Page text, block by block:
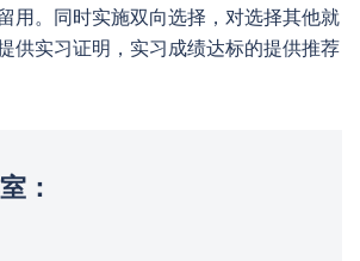
用。同时实施双向选择，对选择其他就
供实习证明，实习成绩达标的提供推荐
：